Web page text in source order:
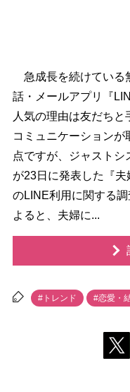
急成長を続けている
話・メールアプリ『
人気の理由は友だちと
コミュニケーションが
点ですが、ジャストシ
が23日に発表した『夫
のLINE利用に関する調
よると、夫婦に...
#トレンド #恋愛・